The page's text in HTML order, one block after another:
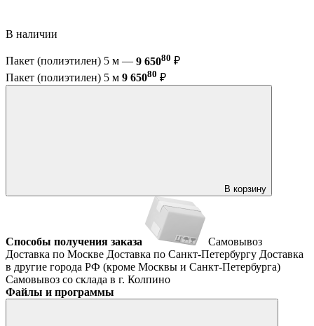
В наличии
Пакет (полиэтилен) 5 м — 9 65080 ₽
Пакет (полиэтилен) 5 м 9 65080 ₽
В корзину
Способы получения заказа
Самовывоз
Доставка по Москве Доставка по Санкт-Петербургу Доставка
в другие города РФ (кроме Москвы и Санкт-Петербурга)
Самовывоз со склада в г. Колпино
Файлы и программы